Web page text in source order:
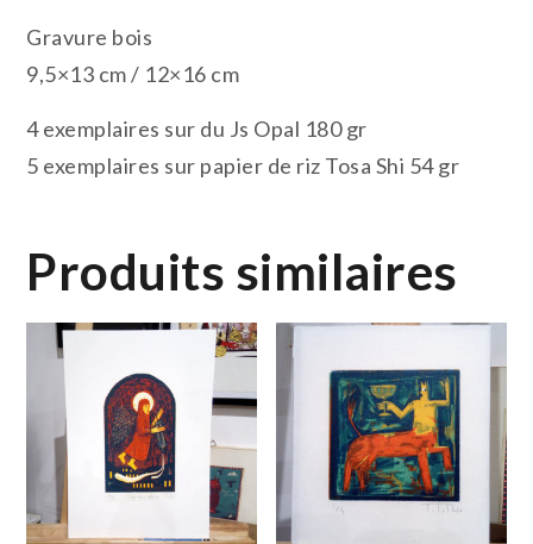
Gravure bois
9,5×13 cm / 12×16 cm
4 exemplaires sur du Js Opal 180 gr
5 exemplaires sur papier de riz Tosa Shi 54 gr
Produits similaires